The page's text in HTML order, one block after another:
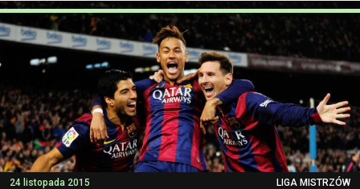
24 listopada 2015 LIGA MISTRZÓW